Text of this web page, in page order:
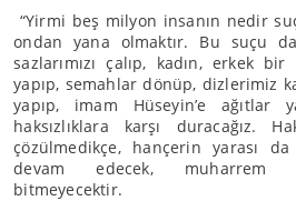
“Yirmi beş milyon insanın nedir
ondan yana olmaktır. Bu suçu
sazlarımızı çalıp, kadın, erkek
yapıp, semahlar dönüp, dizlerimiz
yapıp, imam Hüseyin’e ağıtlar
haksızlıklara karşı duracağız.
çözülmedikçe, hançerin yarası
devam edecek, muharrem
bitmeyecektir.